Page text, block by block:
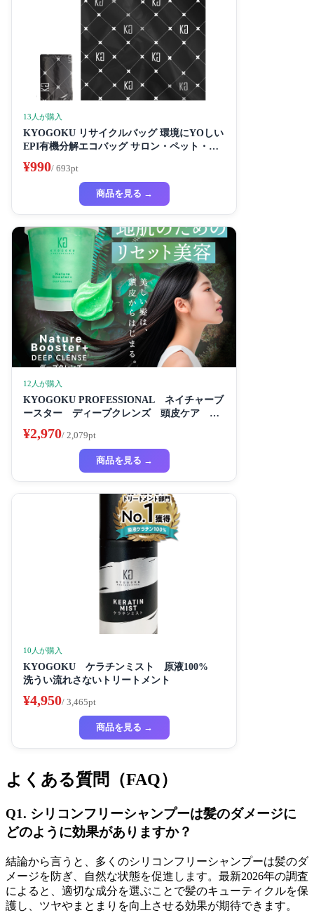
13人が購入
KYOGOKU リサイクルバッグ 環境にYOしい
EPI有機分解エコバッグ サロン・ペット・家
庭用に最适な高度デザイン
¥990/ 693pt
商品を見る →
12人が購入
KYOGOKU PROFESSIONAL ネイチャーブ
ースター ディープクレンズ 頭皮ケア 皮
脂づまり 臭いいケア スペシャルケア
¥2,970/ 2,079pt
商品を見る →
10人が購入
KYOGOKU ケラチンミスト 原液100%
洗うい流れさないトリートメント
¥4,950/ 3,465pt
商品を見る →
よくある質問（FAQ）
Q1. シリコンフリーシャンプーは髪のダメージに
どのように効果がありますか？
結論から言うと、多くのシリコンフリーシャンプーは髪のダ
メージを防ぎ、自然な状態を促進します。最新2026年の調査
によると、適切な成分を選ぶことで髪のキューティクルを保
護し、ツヤやまとまりを向上させる効果が期待できます。